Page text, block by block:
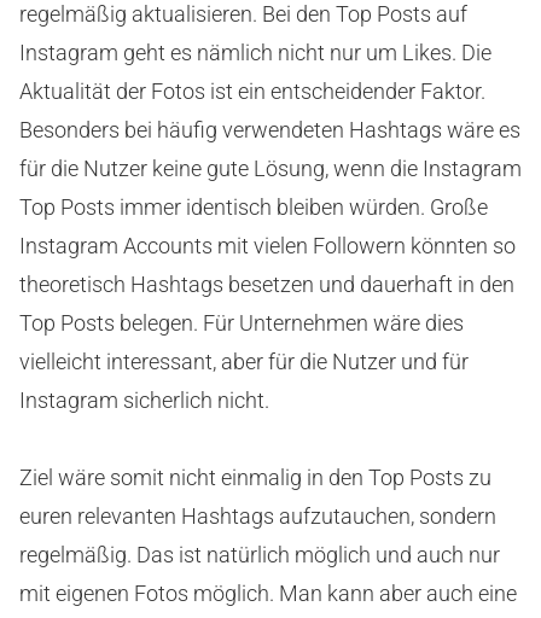
regelmäßig aktualisieren. Bei den Top Posts auf
Instagram geht es nämlich nicht nur um Likes. Die
Aktualität der Fotos ist ein entscheidender Faktor.
Besonders bei häufig verwendeten Hashtags wäre es
für die Nutzer keine gute Lösung, wenn die Instagram
Top Posts immer identisch bleiben würden. Große
Instagram Accounts mit vielen Followern könnten so
theoretisch Hashtags besetzen und dauerhaft in den
Top Posts belegen. Für Unternehmen wäre dies
vielleicht interessant, aber für die Nutzer und für
Instagram sicherlich nicht.
Ziel wäre somit nicht einmalig in den Top Posts zu
euren relevanten Hashtags aufzutauchen, sondern
regelmäßig. Das ist natürlich möglich und auch nur
mit eigenen Fotos möglich. Man kann aber auch eine